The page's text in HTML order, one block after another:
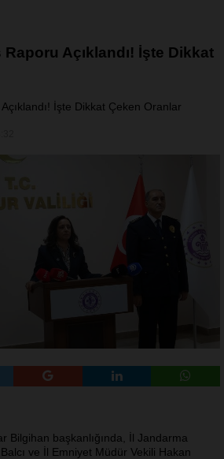
Açıklandı! İşte Dikkat
İşte Dikkat Çeken Oranlar
Bilgihan başkanlığında, İl Jandarma
ve İl Emniyet Müdür Vekili Hakan